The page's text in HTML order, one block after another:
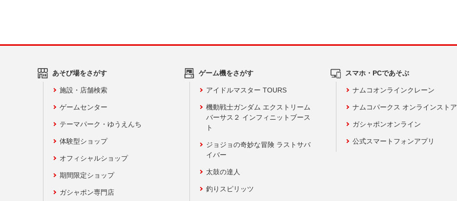
あそび場をさがす
施設・店舗検索
ゲームセンター
テーマパーク・ゆうえんち
体験型ショップ
オフィシャルショップ
期間限定ショップ
ガシャポン専門店
ゲーム機をさがす
アイドルマスター TOURS
機動戦士ガンダム エクストリーム
バーサス２ インフィニットブース
ト
ジョジョの奇妙な冒険 ラストサバ
イバー
太鼓の達人
釣りスピリッツ
スマホ・PCであそぶ
ナムコオンラインクレーン
ナムコパークス オンラインストア
ガシャポンオンライン
公式スマートフォンアプリ